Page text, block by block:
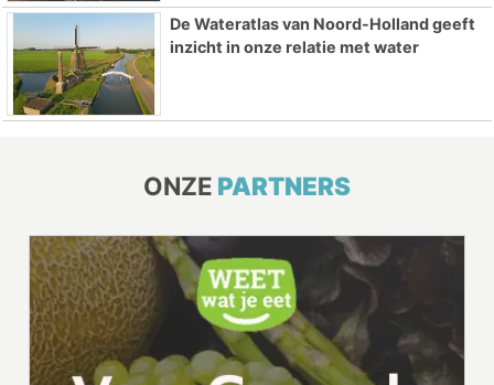
De Wateratlas van Noord-Holland geeft
inzicht in onze relatie met water
ONZE PARTNERS